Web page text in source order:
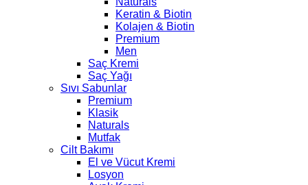
Keratin & Biotin
Kolajen & Biotin
Premium
Men
Saç Kremi
Saç Yağı
Sıvı Sabunlar
Premium
Klasik
Naturals
Mutfak
Cilt Bakımı
El ve Vücut Kremi
Losyon